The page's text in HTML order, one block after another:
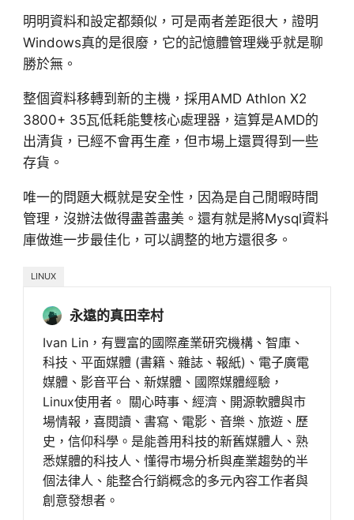
明明資料和設定都類似，可是兩者差距很大，證明
Windows真的是很廢，它的記憶體管理幾乎就是聊
勝於無。
整個資料移轉到新的主機，採用AMD Athlon X2
3800+ 35瓦低耗能雙核心處理器，這算是AMD的
出清貨，已經不會再生產，但市場上還買得到一些
存貨。
唯一的問題大概就是安全性，因為是自己閒暇時間
管理，沒辦法做得盡善盡美。還有就是將Mysql資料
庫做進一步最佳化，可以調整的地方還很多。
LINUX
永遠的真田幸村
Ivan Lin，有豐富的國際產業研究機構、智庫、
科技、平面媒體 (書籍、雜誌、報紙)、電子廣電
媒體、影音平台、新媒體、國際媒體經驗，
Linux使用者。 關心時事、經濟、開源軟體與市
場情報，喜閱讀、書寫、電影、音樂、旅遊、歷
史，信仰科學。是能善用科技的新舊媒體人、熟
悉媒體的科技人、懂得市場分析與產業趨勢的半
個法律人、能整合行銷概念的多元內容工作者與
創意發想者。